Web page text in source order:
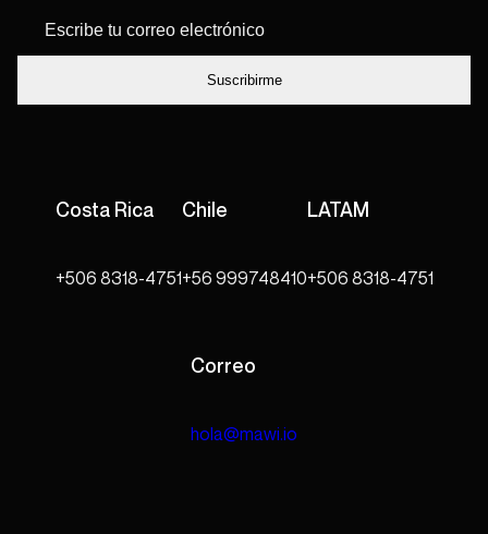
correo
Costa Rica
+506 8318-4751
Chile
+56 999748410
LATAM
+506 8318-4751
Correo
hola@mawi.io